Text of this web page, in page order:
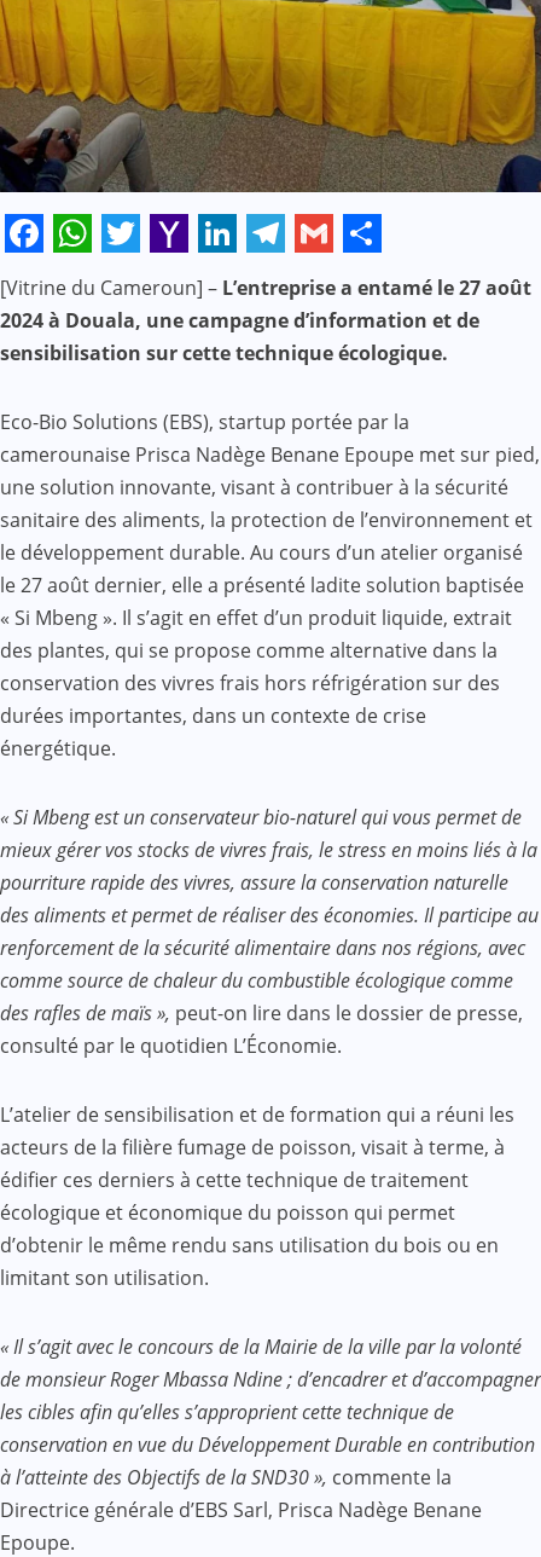
Facebook
WhatsApp
Twitter
Yahoo
Mail
LinkedIn
Telegram
Gmail
Share
[Vitrine du Cameroun] – L’entreprise a entamé le 27 août
2024 à Douala, une campagne d’information et de
sensibilisation sur cette technique écologique.
Eco-Bio Solutions (EBS), startup portée par la
camerounaise Prisca Nadège Benane Epoupe met sur pied,
une solution innovante, visant à contribuer à la sécurité
sanitaire des aliments, la protection de l’environnement et
le développement durable. Au cours d’un atelier organisé
le 27 août dernier, elle a présenté ladite solution baptisée
« Si Mbeng ». Il s’agit en effet d’un produit liquide, extrait
des plantes, qui se propose comme alternative dans la
conservation des vivres frais hors réfrigération sur des
durées importantes, dans un contexte de crise
énergétique.
« Si Mbeng est un conservateur bio-naturel qui vous permet de
mieux gérer vos stocks de vivres frais, le stress en moins liés à la
pourriture rapide des vivres, assure la conservation naturelle
des aliments et permet de réaliser des économies. Il participe au
renforcement de la sécurité alimentaire dans nos régions, avec
comme source de chaleur du combustible écologique comme
des rafles de maïs », peut-on lire dans le dossier de presse,
consulté par le quotidien L’Économie.
L’atelier de sensibilisation et de formation qui a réuni les
acteurs de la filière fumage de poisson, visait à terme, à
édifier ces derniers à cette technique de traitement
écologique et économique du poisson qui permet
d’obtenir le même rendu sans utilisation du bois ou en
limitant son utilisation.
« Il s’agit avec le concours de la Mairie de la ville par la volonté
de monsieur Roger Mbassa Ndine ; d’encadrer et d’accompagner
les cibles afin qu’elles s’approprient cette technique de
conservation en vue du Développement Durable en contribution
à l’atteinte des Objectifs de la SND30 », commente la
Directrice générale d’EBS Sarl, Prisca Nadège Benane
Epoupe.